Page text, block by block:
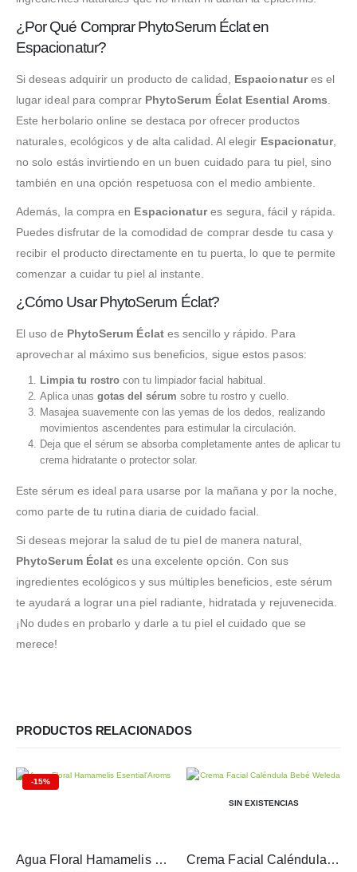
¿Por Qué Comprar PhytoSerum Éclat en
Espacionatur?
Si deseas adquirir un producto de calidad, Espacionatures el
lugar ideal para comprar PhytoSerum Éclat Esential Aroms.
Este herbolario online se destaca por ofrecer productos
naturales, ecológicos y de alta calidad. Al elegir Espacionatur,
no solo estás invirtiendo en un buen cuidado para tu piel, sino
también en una opción respetuosa con el medio ambiente.
Además, la compra en Espacionatures segura, fácil y rápida.
Puedes disfrutar de la comodidad de comprar desde tu casa y
recibir el producto directamente en tu puerta, lo que te permite
comenzar a cuidar tu piel al instante.
¿Cómo Usar PhytoSerum Éclat?
El uso de PhytoSerum Éclates sencillo y rápido. Para
aprovechar al máximo sus beneficios, sigue estos pasos:
Limpia tu rostrocon tu limpiador facial habitual.
Aplica unas gotas del sérum sobre tu rostro y cuello.
Masajea suavemente con las yemas de los dedos, realizando
movimientos ascendentes para estimular la circulación.
Deja que el sérum se absorba completamente antes de aplicar tu
crema hidratante o protector solar.
Este sérum es ideal para usarse por la mañana y por la noche,
como parte de tu rutina diaria de cuidado facial.
Si deseas mejorar la salud de tu piel de manera natural,
PhytoSerum Éclat es una excelente opción. Con sus
ingredientes ecológicos y sus múltiples beneficios, este sérum
te ayudará a lograr una piel radiante, hidratada y rejuvenecida.
¡No dudes en probarlo y darle a tu piel el cuidado que se
merece!
PRODUCTOS RELACIONADOS
-15%
Agua Floral Hamamelis Esential’Aroms 100 ml
SIN EXISTENCIAS
Crema Facial Caléndula Bebé Weleda 50 ml